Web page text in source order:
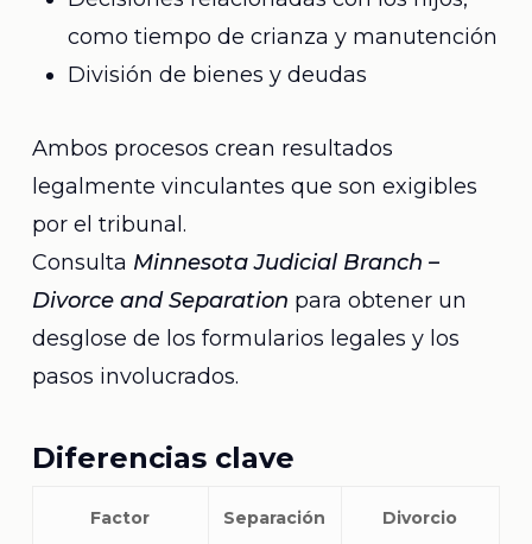
como tiempo de crianza y manutención
División de bienes y deudas
Ambos procesos crean resultados
legalmente vinculantes que son exigibles
por el tribunal.
Consulta Minnesota Judicial Branch –
Divorce and Separation para obtener un
desglose de los formularios legales y los
pasos involucrados.
Diferencias clave
Factor
Separación
Divorcio